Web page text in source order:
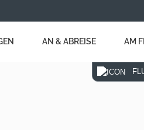
AN & ABREISE AM